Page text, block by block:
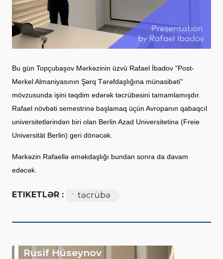
Bu gün Topçubaşov Mərkəzinin üzvü Rafael İbadov "Post-
Merkel Almaniyasının Şərq Tərəfdaşlığına münasibəti"
mövzusunda işini təqdim edərək təcrübəsini tamamlamışdır.
Rafael növbəti semestrinə başlamaq üçün Avropanın qabaqcıl
universitetlərindən biri olan Berlin Azad Universitetinə (Freie
Universität Berlin) geri dönəcək.
Mərkəzin Rafaellə əməkdaşlığı bundan sonra da davam
edəcək.
ETIKETLƏR : təcrübə
Rusif Hüseynov